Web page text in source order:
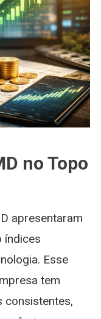
no Topo
apresentaram
índices
Esse
tem
consistentes,